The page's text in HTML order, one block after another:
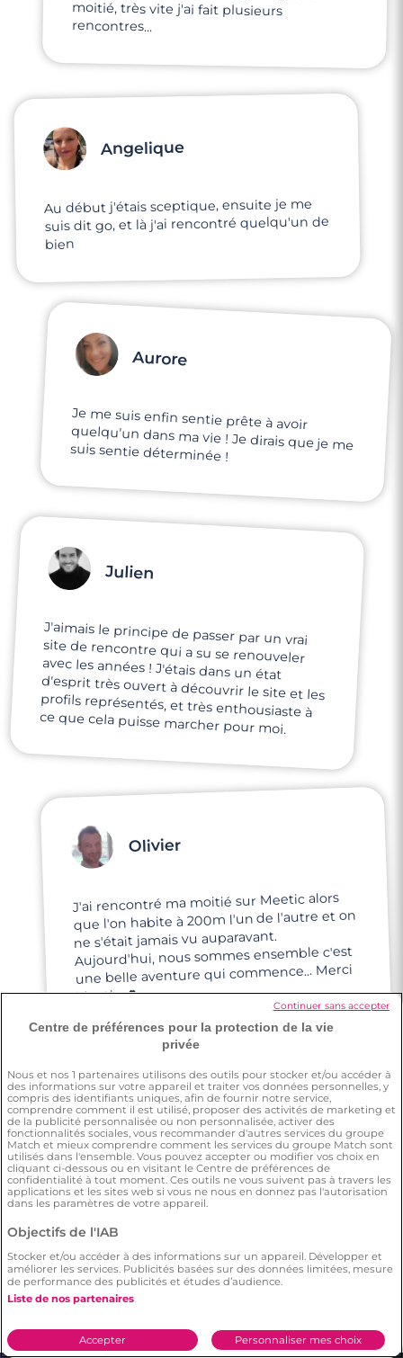
Rencontrer des célibataires gay à
Suresnes
rencontres...
Angelique
Au début j'étais sceptique, ensuite je me
suis dit go, et là j'ai rencontré quelqu'un de
bien
Aurore
Je me suis enfin sentie prête à avoir
quelqu'un dans ma vie ! Je dirais que je me
suis sentie déterminée !
Julien
J'aimais le principe de passer par un vrai
site de rencontre qui a su se renouveler
avec les années ! J'étais dans un état
d'esprit très ouvert à découvrir le site et les
profils représentés, et très enthousiaste à
ce que cela puisse marcher pour moi.
Olivier
J'ai rencontré ma moitié sur Meetic alors
que l'on habite à 200m l'un de l'autre et on
ne s'était jamais vu auparavant.
Aujourd'hui, nous sommes ensemble c'est
une belle aventure qui commence... Merci
Meetic 💕
Adama
Je me suis inscrit sur Meetic après avoir
essayé d'autres sites de rencontre et
Meetic se démarque largement par son
professionnalisme et son engagement
envers ses clients.
Centre de préférences pour la protection de la vie
privée
Nous et nos 1 partenaires utilisons des outils pour stocker et/ou accéder à
des informations sur votre appareil et traiter vos données personnelles, y
compris des identifiants uniques, afin de fournir notre service,
comprendre comment il est utilisé, proposer des activités de marketing et
de la publicité personnalisée ou non personnalisée, activer des
fonctionnalités sociales, vous recommander d'autres services du groupe
Match et mieux comprendre comment les services du groupe Match sont
utilisés dans l'ensemble. Vous pouvez accepter ou modifier vos choix en
cliquant ci-dessous ou en visitant le Centre de préférences de
confidentialité à tout moment. Ces outils ne vous suivent pas à travers les
applications et les sites web si vous ne nous en donnez pas l'autorisation
dans les paramètres de votre appareil.
Objectifs de l'IAB
Stocker et/ou accéder à des informations sur un appareil. Développer et
améliorer les services. Publicités basées sur des données limitées, mesure
de performance des publicités et études d’audience.
Liste de nos partenaires
Personnaliser mes choix
Accepter
Continuer sans accepter